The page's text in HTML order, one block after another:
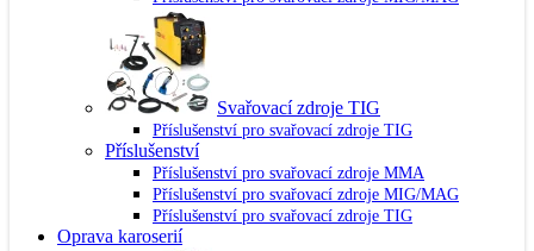
Svařovací zdroje TIG
Příslušenství pro svařovací zdroje TIG
Příslušenství
Příslušenství pro svařovací zdroje MMA
Příslušenství pro svařovací zdroje MIG/MAG
Příslušenství pro svařovací zdroje TIG
Oprava karoserií